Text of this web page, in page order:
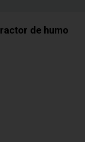
de humo